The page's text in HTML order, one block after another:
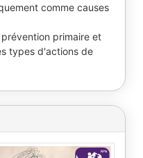
comme causes
primaire et
types d'actions de